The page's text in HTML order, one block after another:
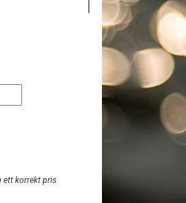
ett korrekt pris